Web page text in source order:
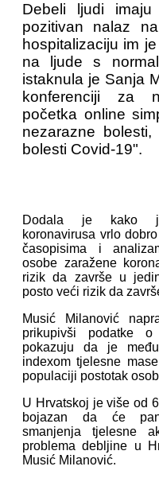
Debeli ljudi
pozitivan nalaz
hospitalizaciju im
na ljude s
istaknula je Sanja
konferenciji za
početka online
nezarazne
bolesti Covid-19".
Dodala je kako
koronavirusa vrlo
časopisima i
osobe zaražene
rizik da završe u
posto veći rizik da
Musić Milanović
prikupivši podatke
pokazuju da je
indexom tjelesne
populaciji postotak
U Hrvatskoj je više od
bojazan da će
smanjenja tjelesne
problema debljine u
Musić Milanović.